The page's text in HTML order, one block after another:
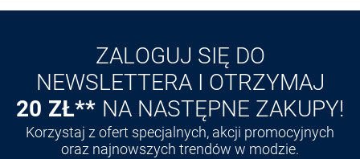
ZALOGUJ SIĘ DO
NEWSLETTERA I OTRZYMAJ
20 ZŁ** NA NASTĘPNE ZAKUPY!
Korzystaj z ofert specjalnych, akcji promocyjnych
oraz najnowszych trendów w modzie.